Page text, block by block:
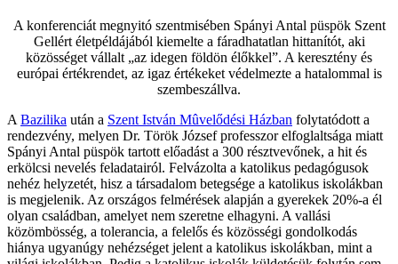
A konferenciát megnyitó szentmisében Spányi Antal püspök Szent
Gellért életpéldájából kiemelte a fáradhatatlan hittanítót, aki
közösséget vállalt „az idegen földön élőkkel”. A keresztény és
európai értékrendet, az igaz értékeket védelmezte a hatalommal is
szembeszállva.
A Bazilika után a Szent István Mûvelődési Házban folytatódott a
rendezvény, melyen Dr. Török József professzor elfoglaltsága miatt
Spányi Antal püspök tartott előadást a 300 résztvevőnek, a hit és
erkölcsi nevelés feladatairól. Felvázolta a katolikus pedagógusok
nehéz helyzetét, hisz a társadalom betegsége a katolikus iskolákban
is megjelenik. Az országos felmérések alapján a gyerekek 20%-a él
olyan családban, amelyet nem szeretne elhagyni. A vallási
közömbösség, a tolerancia, a felelős és közösségi gondolkodás
hiánya ugyanúgy nehézséget jelent a katolikus iskolákban, mint a